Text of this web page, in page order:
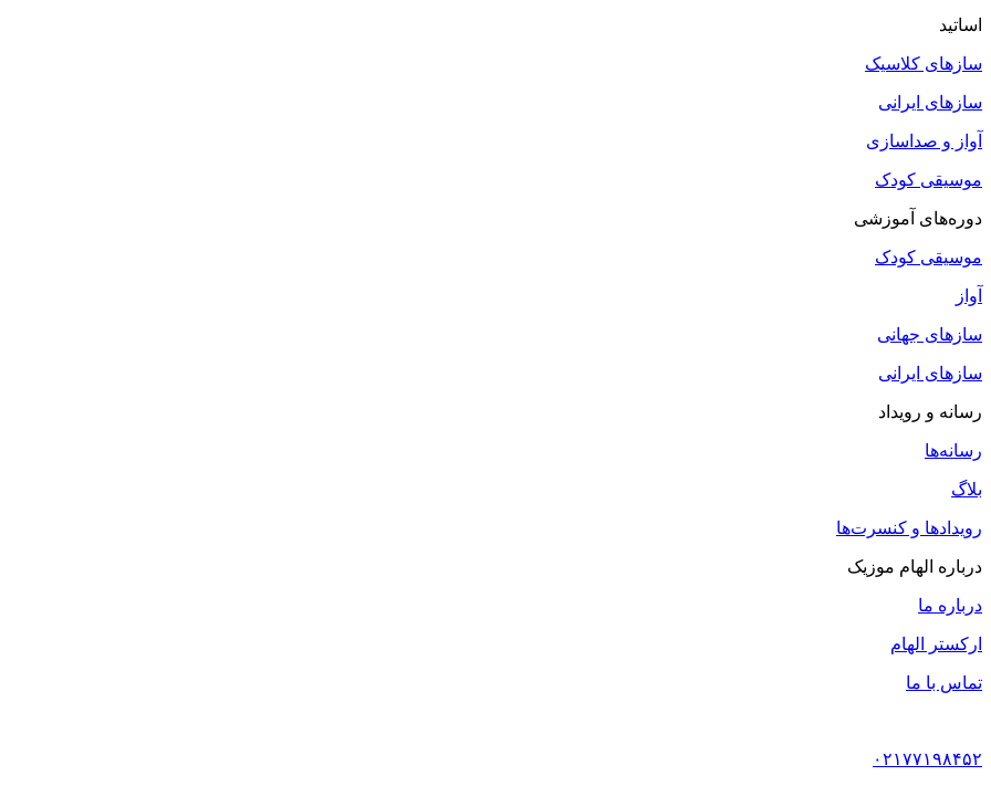
اساتید
سازهای کلاسیک
سازهای ایرانی
آواز و صداسازی
موسیقی کودک
دوره‌های آموزشی
موسیقی کودک
آواز
سازهای جهانی
سازهای ایرانی
رسانه و رویداد
رسانه‌ها
بلاگ
رویدادها و کنسرت‌ها
درباره الهام موزیک
درباره ما
ارکستر الهام
تماس با ما
۰۲۱۷۷۱۹۸۴۵۲